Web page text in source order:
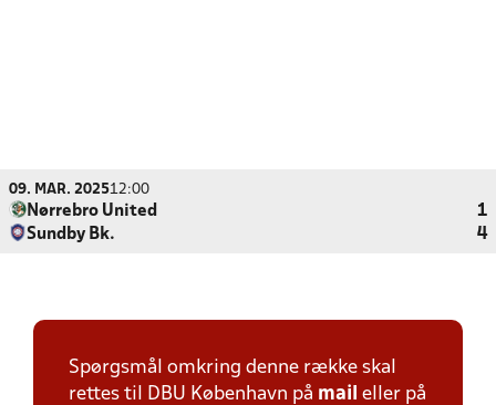
09. MAR. 202512:00
Nørrebro United
1
Sundby Bk.
4
Spørgsmål omkring denne række skal
rettes til DBU København på mail eller på